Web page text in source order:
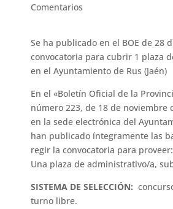
Comentarios
Se ha publicado en el BOE de 28
convocatoria para cubrir 1 plaza
en el Ayuntamiento de Rus (Jaén)
En el «Boletín Oficial de la
número 223, de 18 de noviembre
en la sede electrónica del
han publicado íntegramente las
regir la convocatoria para proveer:
Una plaza de administrativo/a,
SISTEMA DE SELECCIÓN:
turno libre.